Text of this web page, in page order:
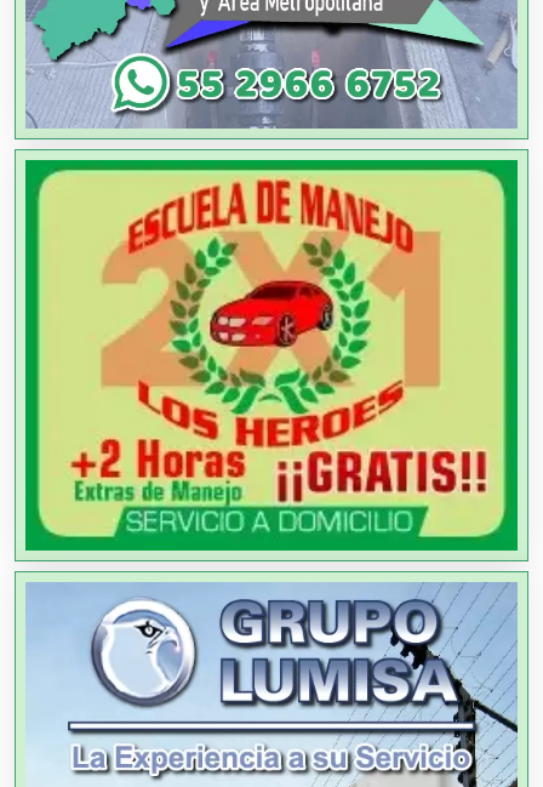
Agricultura y Ganadería
Agua Purificada
Aire Acondicionado
Alarmas
Albercas
Alimentos
Almacenaje
Alquiler de Autos
Alquiler de Equipos para Fiestas
Alquiler de Sillas y Mesas